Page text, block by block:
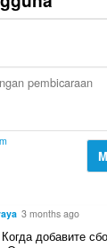
3 months ago
добавите